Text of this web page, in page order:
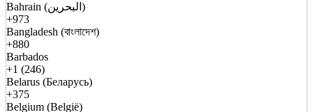
Bahrain (البحرين)
+973
Bangladesh (বাংলাদেশ)
+880
Barbados
+1 (246)
Belarus (Беларусь)
+375
Belgium (België)